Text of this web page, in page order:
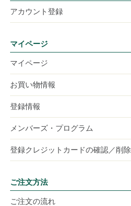
アカウント登録
マイページ
マイページ
お買い物情報
登録情報
メンバーズ・プログラム
登録クレジットカードの確認／削除
ご注文方法
ご注文の流れ